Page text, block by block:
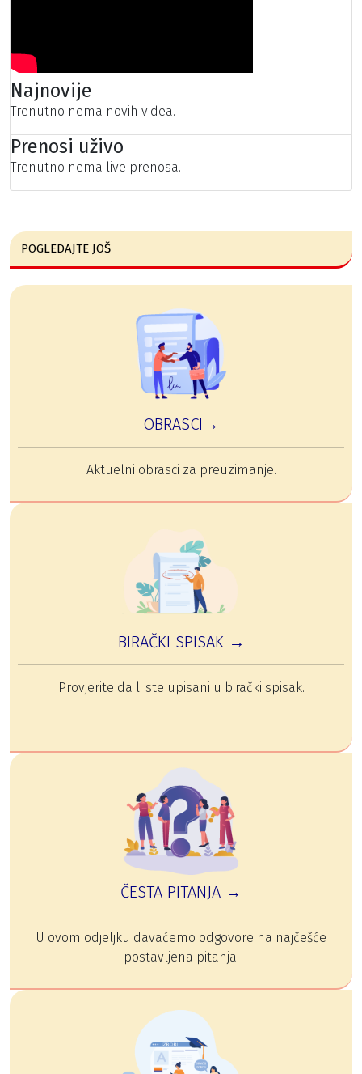
Najnovije
Trenutno nema novih videa.
Prenosi uživo
Trenutno nema live prenosa.
POGLEDAJTE JOŠ
OBRASCI→
Aktuelni obrasci za preuzimanje.
BIRAČKI SPISAK →
Provjerite da li ste upisani u birački spisak.
ČESTA PITANJA →
U ovom odjeljku davaćemo odgovore na najčešće
postavljena pitanja.